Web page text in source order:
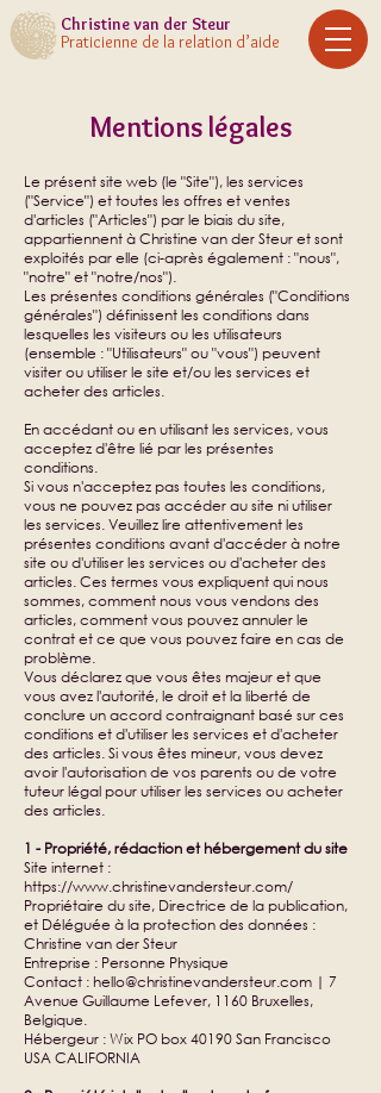
Christinevan der Steur
Praticienne de la relation d’aide
Mentions légales
Le présent site web (le "Site"), les services
("Service") et toutes les offres et ventes
d'articles ("Articles") par le biais du site,
appartiennent à Christine van der Steur et sont
exploités par elle (ci-après également : "nous",
"notre" et "notre/nos").
Les présentes conditions générales ("Conditions
générales") définissent les conditions dans
lesquelles les visiteurs ou les utilisateurs
(ensemble : "Utilisateurs" ou "vous") peuvent
visiter ou utiliser le site et/ou les services et
acheter des articles.
En accédant ou en utilisant les services, vous
acceptez d'être lié par les présentes
conditions.
​Si vous n'acceptez pas toutes les conditions,
vous ne pouvez pas accéder au site ni utiliser
les services. Veuillez lire attentivement les
présentes conditions avant d'accéder à notre
site ou d'utiliser les services ou d'acheter des
articles. Ces termes vous expliquent qui nous
sommes, comment nous vous vendons des
articles, comment vous pouvez annuler le
contrat et ce que vous pouvez faire en cas de
problème.
​Vous déclarez que vous êtes majeur et que
vous avez l'autorité, le droit et la liberté de
conclure un accord contraignant basé sur ces
conditions et d'utiliser les services et d'acheter
des articles. Si vous êtes mineur, vous devez
avoir l'autorisation de vos parents ou de votre
tuteur légal pour utiliser les services ou acheter
des articles.
1 - Propriété, rédaction et hébergement du site
Site internet :
https://www.christinevandersteur.com/
Propriétaire du site, Directrice de la publication,
et Déléguée à la protection des données :
Christine van der Steur
Entreprise : Personne Physique
Contact : hello@christinevandersteur.com | 7
Avenue Guillaume Lefever, 1160 Bruxelles,
Belgique.
Hébergeur : Wix PO box 40190 San Francisco
USA CALIFORNIA